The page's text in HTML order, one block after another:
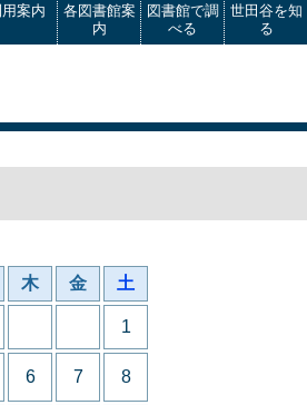
案内
各図書館案
内
図書館で調
べる
世田谷を知
る
木 金 土
1
6 7 8